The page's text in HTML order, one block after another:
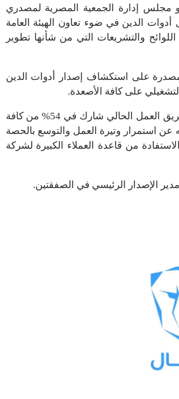
مجلس إدارة الجمعية المصرية لمصدري
الدين في ضوء تعاون الهيئة العامة
والتشريعات التي من شأنها تطوير
على استكشاف إصدار أدوات الدين
على كافة الأصعدة.
وقال محمد عباس رئيس قسم أسواق الدين في شركة سي أي كابيتال أن فريق العمل الحالي شارك في 54% من كافة
خلال عام 2021، وأعرب عن تطلعه عن استمرار وتيرة العمل والتوسع بالحصة
من قاعدة العملاء الكبيرة لشركة
الإصدار الرئيسي في الصفقتين.